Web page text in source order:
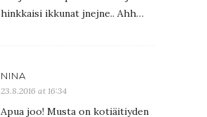
hinkkaisi ikkunat jnejne.. Ahh…
NINA
23.8.2016 at 16:34
Apua joo! Musta on kotiäitiyden